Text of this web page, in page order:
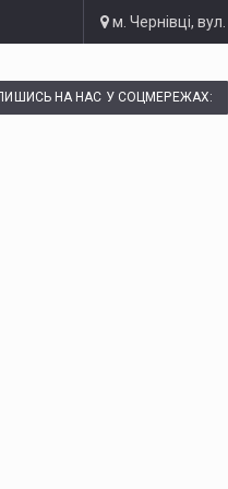
м. Чернівці,
НА НАС У СОЦМЕРЕЖАХ: